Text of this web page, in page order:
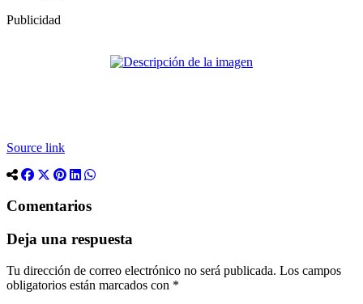
Publicidad
Source link
Comentarios
Deja una respuesta
Tu dirección de correo electrónico no será publicada. Los campos
obligatorios están marcados con *